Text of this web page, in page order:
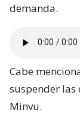
demanda.
Cabe
suspender las
Minvu.